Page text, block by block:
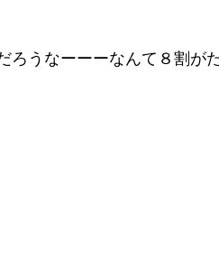
ろうなーーーなんて８割が